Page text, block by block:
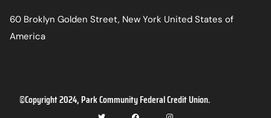
60 Broklyn Golden Street, New York United States of
America
©Copyright 2024, Park Community Federal Credit Union.